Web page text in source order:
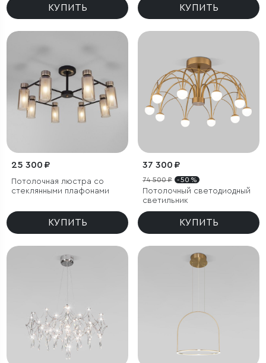
КУПИТЬ КУПИТЬ
25 300 ₽
Потолочная люстра со
стеклянными плафонами
КУПИТЬ
37 300 ₽
74 500 ₽ - 50 %
Потолочный светодиодный
светильник
КУПИТЬ